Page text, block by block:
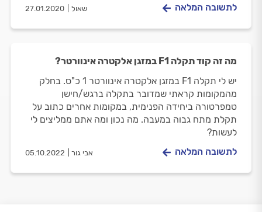
שאול 27.01.2020 לתשובה המלאה
מה זה קוד תקלה F1 במזגן אלקטרה אינוורטר?
יש לי תקלה F1 במזגן אלקטרה אינוורטר 1 כ"ס. בחלק
מהמקומות קראתי שמדובר בתקלה ברגש/חישן
טמפרטורה ביחידה הפנימית, במקומות אחרים כתוב על
תקלת מתח גבוה במעבה. מה נכון ומה אתם ממליצים לי
לעשות?
אבי גור 05.10.2022 לתשובה המלאה